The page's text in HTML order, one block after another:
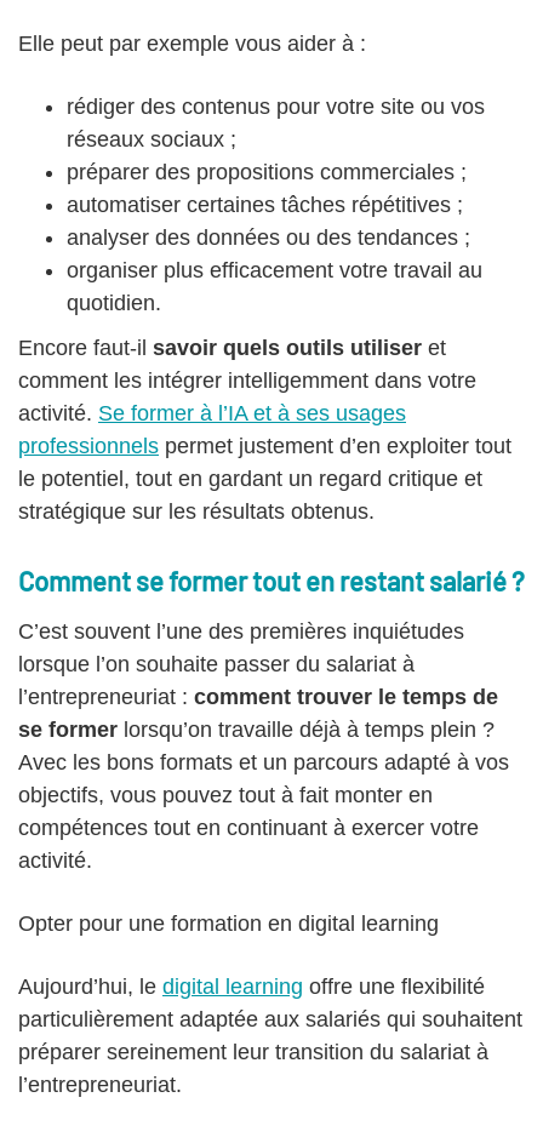
Elle peut par exemple vous aider à :
rédiger des contenus pour votre site ou vos
réseaux sociaux ;
préparer des propositions commerciales ;
automatiser certaines tâches répétitives ;
analyser des données ou des tendances ;
organiser plus efficacement votre travail au
quotidien.
Encore faut-il savoir quels outils utiliser et
comment les intégrer intelligemment dans votre
activité. Se former à l’IA et à ses usages
professionnels permet justement d’en exploiter tout
le potentiel, tout en gardant un regard critique et
stratégique sur les résultats obtenus.
Comment se former tout en restant salarié ?
C’est souvent l’une des premières inquiétudes
lorsque l’on souhaite passer du salariat à
l’entrepreneuriat : comment trouver le temps de
se former lorsqu’on travaille déjà à temps plein ?
Avec les bons formats et un parcours adapté à vos
objectifs, vous pouvez tout à fait monter en
compétences tout en continuant à exercer votre
activité.
Opter pour une formation en digital learning
Aujourd’hui, le digital learning offre une flexibilité
particulièrement adaptée aux salariés qui souhaitent
préparer sereinement leur transition du salariat à
l’entrepreneuriat.